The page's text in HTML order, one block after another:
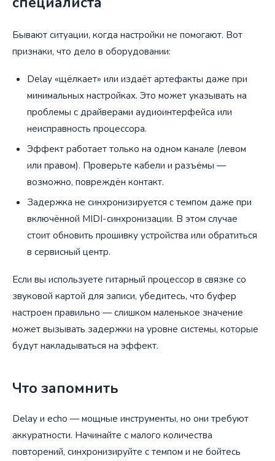
Бывают ситуации, когда настройки не помогают. Вот
признаки, что дело в оборудовании:
Delay «щёлкает» или издаёт артефакты даже при
минимальных настройках. Это может указывать на
проблемы с драйверами аудиоинтерфейса или
неисправность процессора.
Эффект работает только на одном канале (левом
или правом). Проверьте кабели и разъёмы —
возможно, повреждён контакт.
Задержка не синхронизируется с темпом даже при
включённой MIDI-синхронизации. В этом случае
стоит обновить прошивку устройства или обратиться
в сервисный центр.
Если вы используете гитарный процессор в связке со
звуковой картой для записи, убедитесь, что буфер
настроен правильно — слишком маленькое значение
может вызывать задержки на уровне системы, которые
будут накладываться на эффект.
Что запомнить
Delay и echo — мощные инструменты, но они требуют
аккуратности. Начинайте с малого количества
повторений, синхронизируйте с темпом и не бойтесь